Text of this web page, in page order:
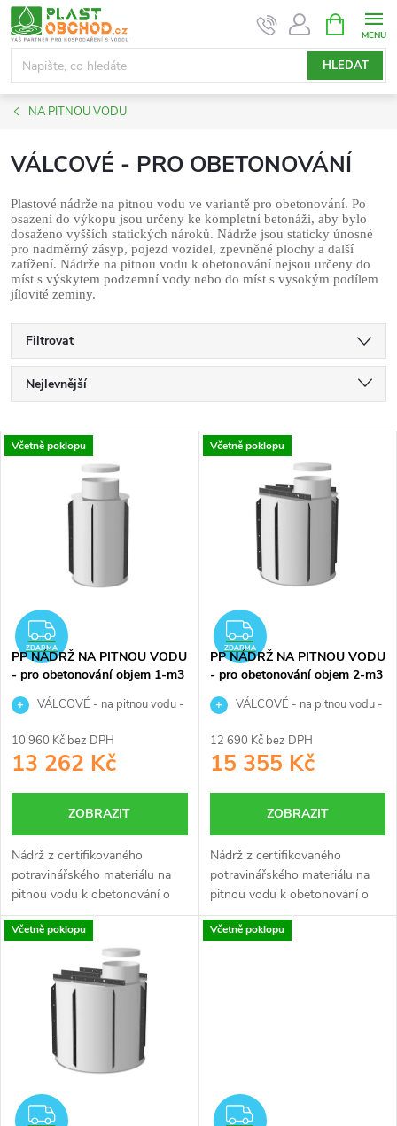
Přejít
na
obsah
HLEDAT
NÁKUPNÍ
KOŠÍK
NA PITNOU VODU
VÁLCOVÉ - PRO OBETONOVÁNÍ
Plastové nádrže na pitnou vodu ve variantě pro obetonování. Po
osazení do výkopu jsou určeny ke kompletní betonáži, aby bylo
dosaženo vyšších statických nároků. Nádrže jsou staticky únosné
pro nadměrný zásyp, pojezd vozidel, zpevněné plochy a další
zatížení. Nádrže na pitnou vodu k obetonování nejsou určeny do
míst s výskytem podzemní vody nebo do míst s vysokým podílem
jílovité zeminy.
Filtrovat
Ř
a
p
r
o
d
u
k
t
Nejlevnější
Nejprodávanější
Abecedně
V
s
p
r
o
d
u
k
t
Včetně poklopu
ZDARMA
ZDARMA
PP NÁDRŽ NA PITNOU VODU
- pro obetonování objem 1-m3
VÁLCOVÉ - na pitnou vodu -
10 960 Kč bez DPH
13 262 Kč
ZOBRAZIT
Nádrž z certifikovaného
potravinářského materiálu na
pitnou vodu k obetonování o
objemu 1 m3 je určena ke
skladování pitné vody.
Včetně poklopu
ZDARMA
ZDARMA
PP NÁDRŽ NA PITNOU VODU
- pro obetonování objem 2-m3
VÁLCOVÉ - na pitnou vodu -
12 690 Kč bez DPH
15 355 Kč
ZOBRAZIT
Nádrž z certifikovaného
potravinářského materiálu na
pitnou vodu k obetonování o
objemu 2 m3 je určena ke
skladování pitné vody.
Včetně poklopu
ZDARMA
Včetně poklopu
ZDARMA